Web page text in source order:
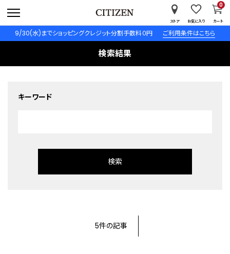
9/30(水)までショッピングクレジット分割手数料０円 ご利用条件はこちら
ストア お気に入り カート
0
検索結果
キーワード
5件の記事